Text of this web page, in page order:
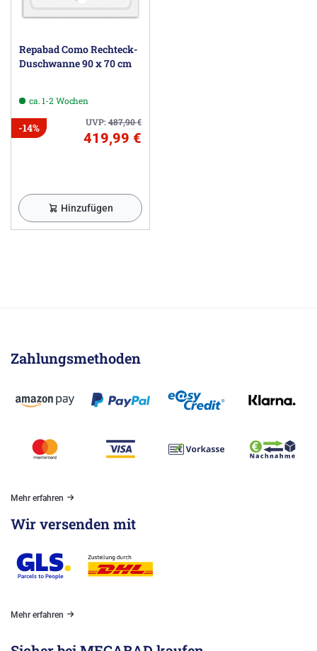
Repabad Como Rechteck-
Duschwanne 90 x 70 cm
ca. 1-2 Wochen
UVP:487,90€
-14%
419,99 €
Hinzufügen
Zahlungsmethoden
Mehr erfahren
Wir versenden mit
Mehr erfahren